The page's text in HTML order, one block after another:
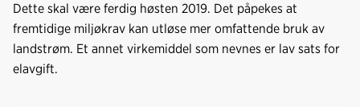
Dette skal være ferdig høsten 2019. Det påpekes at
fremtidige miljøkrav kan utløse mer omfattende bruk av
landstrøm. Et annet virkemiddel som nevnes er lav sats for
elavgift.